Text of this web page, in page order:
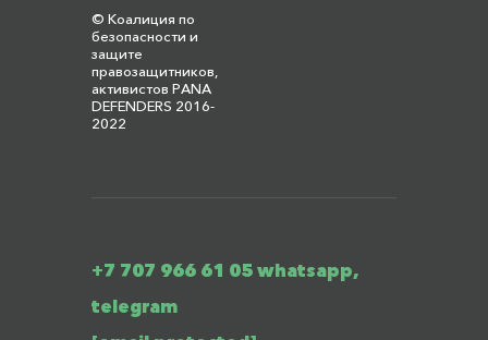
© Коалиция по
безопасности и
защите
правозащитников,
активистов PANA
DEFENDERS 2016-
2022
+7 707 966 61 05 whatsapp,
telegram